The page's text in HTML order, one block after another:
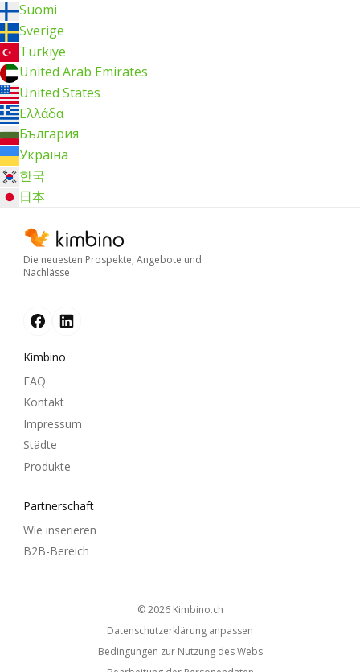
Suomi
Sverige
Türkiye
United Arab Emirates
United States
Ελλάδα
България
Україна
한국
日本
Die neuesten Prospekte, Angebote und
Nachlässe
Kimbino
FAQ
Kontakt
Impressum
Städte
Produkte
Partnerschaft
Wie inserieren
B2B-Bereich
© 2026 kimbino.ch
Datenschutzerklärung anpassen
Bedingungen zur Nutzung des Webs